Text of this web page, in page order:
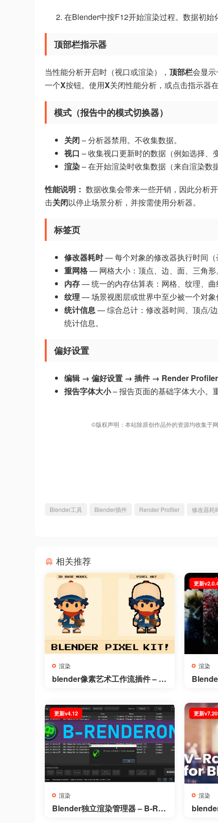
在Blender中按F12开始渲染过程。数据初
顶部栏指示器
当性能分析开启时（视口或渲染）， 顶部栏会显
一个X按钮。使用X关闭性能分析，或点击指示器
模式（报告中的模式切换器）
关闭 – 分析器禁用。不收集数据。
视口 – 收集视口更新时的数据（例如选择、
渲染– 在开始渲染时收集数据（来自渲染数
性能说明： 数据收集会带来一些开销，因此分析
击关闭以停止场景分析，并按需使用分析器。
标签页
修改器耗时— 每个对象的修改器执行时间（
重网格— 网格大小：顶点、边、面、三角
内存— 统一的内存估算表：网格、纹理、
纹理 — 场景视图层或世界中至少被一个对
统计信息— 综合总计：修改器时间、顶点/
统计信息。
偏好设置
编辑 → 偏好设置 → 插件 → Render Profiler
报告字体大小– 报告页面的基础字体大小。
©版权声明：本站除原创作品外的资源均收集于
Blender工具 Blender插件 Render Profiler 修改器耗
相关推荐
渲染
blender像素艺术工作流插件 – Bl
渲染
更新
渲染
Blender独立渲染管理器 – B-Re
更新v4.12
渲染
更新